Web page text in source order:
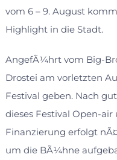
vom 6 – 9. August
Highlight in die Stadt.
AngefÃ¼hrt vom Big-
Drostei am vorletzten
Festival geben. Nach
dieses Festival Open-air
Finanzierung erfolgt
um die BÃ¼hne